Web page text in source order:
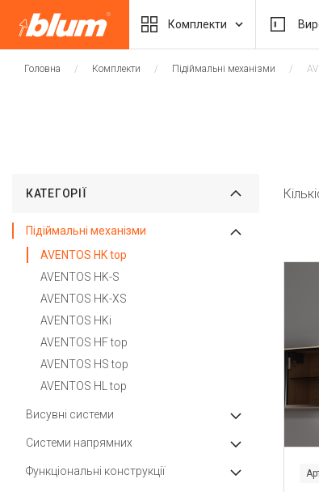
Комплекти
Головна Комплекти Підіймальні механізми
КАТЕГОРІЇ
Підіймальні механізми
AVENTOS HK top
AVENTOS HK-S
AVENTOS HK-XS
AVENTOS HKi
AVENTOS HF top
AVENTOS HS top
AVENTOS HL top
Висувні системи
Системи напрямних
Функціональні конструкції